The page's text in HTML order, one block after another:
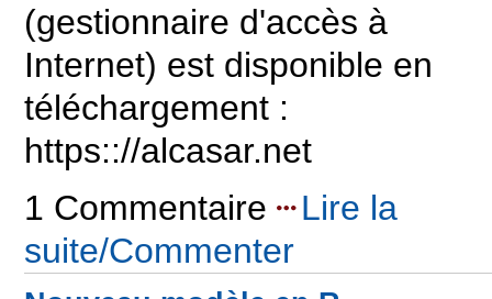
(gestionnaire d'accès à
Internet) est disponible en
téléchargement :
https:://alcasar.net
1 Commentaire
Lire la
suite/Commenter